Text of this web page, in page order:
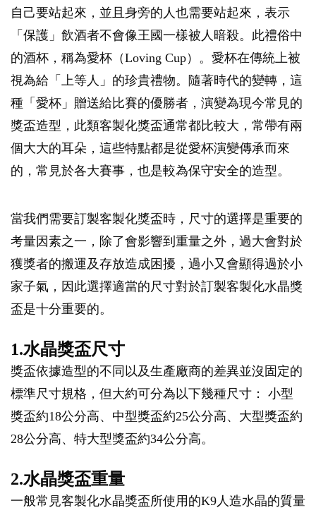
自己要站起來，並且身旁的人也需要站起來，表示
「保護」飲酒者不會像王國一樣被人暗殺。此禮俗中
的酒杯，稱為愛杯（Loving Cup）。愛杯在傳統上被
視為給「上等人」的珍貴禮物。隨著時代的變轉，這
種「愛杯」贈送給比賽的優勝者，演變為現今常見的
獎盃造型，此類客製化獎盃通常都比較大，常帶有兩
個大大的耳朵，這些特點都是從愛杯演變傳承而來
的，常見於各大賽事，也是較為保守安全的造型。
當我們需要訂製客製化獎盃時，尺寸的選擇是重要的
考量因素之一，除了會影響到重量之外，過大會對於
獲獎者的搬運及存放造成困擾，過小又會顯得過於小
家子氣，因此選擇適當的尺寸對於訂製客製化水晶獎
盃是十分重要的。
1.水晶獎盃尺寸
獎盃依據造型的不同以及生產廠商的差異並沒固定的
標準尺寸規格，但大約可分為以下幾種尺寸： 小型
獎盃約18公分高、中型獎盃約25公分高、大型獎盃約
28公分高、特大型獎盃約34公分高。
2.水晶獎盃重量
一般常見客製化水晶獎盃所使用的K9人造水晶的質量